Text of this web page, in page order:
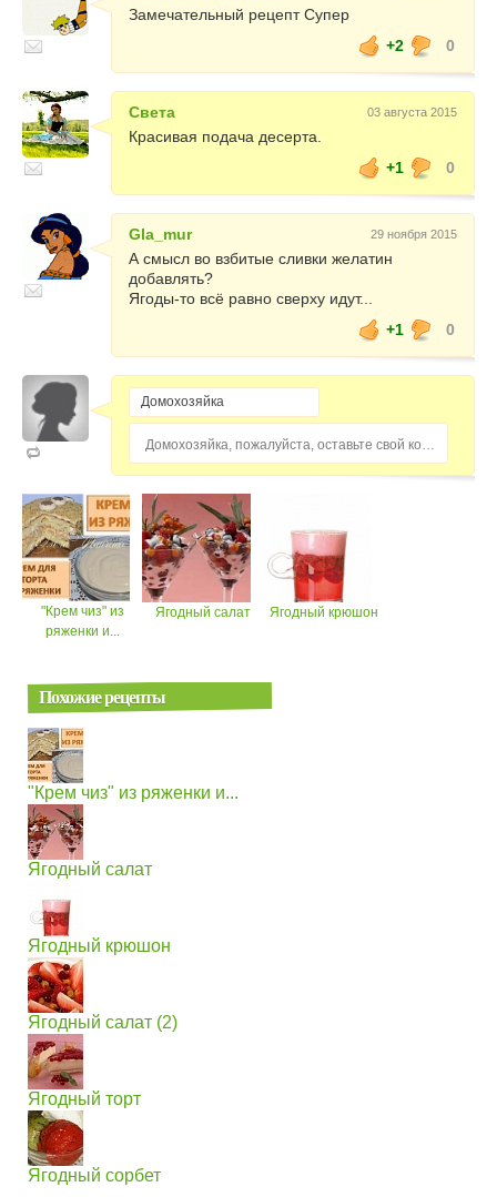
Замечательный рецепт Супер
+2
0
Света 03 августа 2015
Красивая подача десерта.
+1
0
Gla_mur 29 ноября 2015
А смысл во взбитые сливки желатин
добавлять?
Ягоды-то всё равно сверху идут...
+1
0
"Крем чиз" из
ряженки и...
Ягодный салат Ягодный крюшон
Похожие рецепты
"Крем чиз" из ряженки и...
Ягодный салат
Ягодный крюшон
Ягодный салат (2)
Ягодный торт
Ягодный сорбет